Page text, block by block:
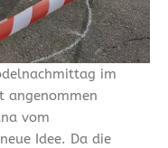
im
angenommen
vom
Idee. Da die